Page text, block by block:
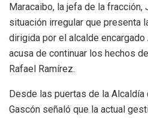
Maracaibo, la jefa de la fracción,
situación irregular que presenta
dirigida por el alcalde encargado
acusa de continuar los hechos
Rafael Ramírez.
Desde las puertas de la Alcaldía
Gascón señaló que la actual